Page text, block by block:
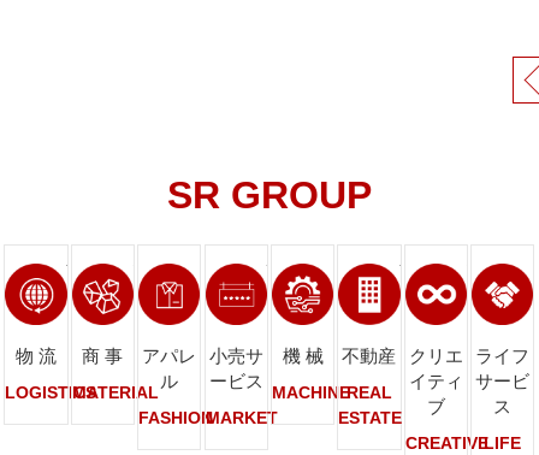
SR GROUP
物 流
LOGISTICS
商 事
MATERIAL
アパレ
ル
FASHION
小売サ
ービス
MARKET
機 械
MACHINE
不動産
REAL
ESTATE
クリエ
イティ
ブ
CREATIVE
ライフ
サービ
ス
LIFE